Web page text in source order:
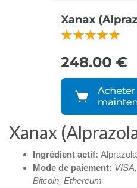
Xanax
Ingrédient actif:
Mode de paiement:
Bitcoin, Ethereum